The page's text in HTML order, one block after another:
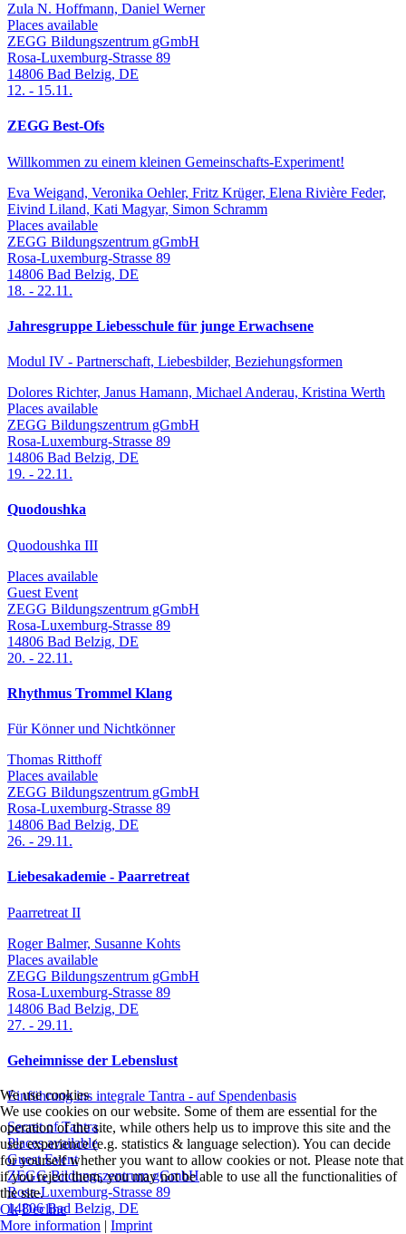
Zula N. Hoffmann, Daniel Werner
Places available
ZEGG Bildungszentrum gGmbH
Rosa-Luxemburg-Strasse 89
14806 Bad Belzig, DE
12. - 15.11.
ZEGG Best-Ofs
Willkommen zu einem kleinen Gemeinschafts-Experiment!
Eva Weigand, Veronika Oehler, Fritz Krüger, Elena Rivière Feder,
Eivind Liland, Kati Magyar, Simon Schramm
Places available
ZEGG Bildungszentrum gGmbH
Rosa-Luxemburg-Strasse 89
14806 Bad Belzig, DE
18. - 22.11.
Jahresgruppe Liebesschule für junge Erwachsene
Modul IV - Partnerschaft, Liebesbilder, Beziehungsformen
Dolores Richter, Janus Hamann, Michael Anderau, Kristina Werth
Places available
ZEGG Bildungszentrum gGmbH
Rosa-Luxemburg-Strasse 89
14806 Bad Belzig, DE
19. - 22.11.
Quodoushka
Quodoushka III
Places available
Guest Event
ZEGG Bildungszentrum gGmbH
Rosa-Luxemburg-Strasse 89
14806 Bad Belzig, DE
20. - 22.11.
Rhythmus Trommel Klang
Für Könner und Nichtkönner
Thomas Ritthoff
Places available
ZEGG Bildungszentrum gGmbH
Rosa-Luxemburg-Strasse 89
14806 Bad Belzig, DE
26. - 29.11.
Liebesakademie - Paarretreat
Paarretreat II
Roger Balmer, Susanne Kohts
Places available
ZEGG Bildungszentrum gGmbH
Rosa-Luxemburg-Strasse 89
14806 Bad Belzig, DE
27. - 29.11.
Geheimnisse der Lebenslust
Einführung ins integrale Tantra - auf Spendenbasis
Secret of Tantra
Places available
Guest Event
ZEGG Bildungszentrum gGmbH
Rosa-Luxemburg-Strasse 89
14806 Bad Belzig, DE
We use cookies
We use cookies on our website. Some of them are essential for the
operation of the site, while others help us to improve this site and the
user experience (e.g. statistics & language selection). You can decide
for yourself whether you want to allow cookies or not. Please note that
if you reject them, you may not be able to use all the functionalities of
the site.
Ok Decline
More information | Imprint